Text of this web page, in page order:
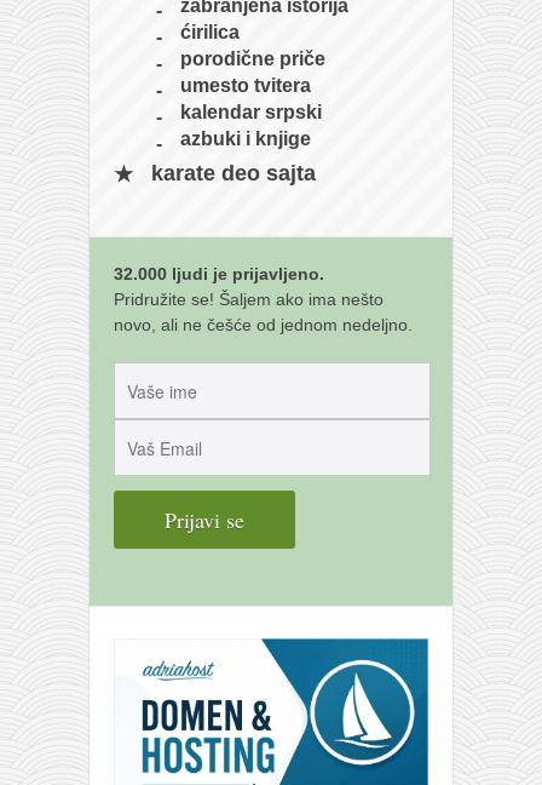
tsunami dojo
snimci nastupa
galerija kluba
članarina
termini treninga
moja priča
moja priča
fotke
zabranjena istorija
ćirilica
porodične priče
umesto tvitera
kalendar srpski
azbuki i knjige
karate deo sajta
32.000 ljudi je prijavljeno.
Pridružite se! Šaljem ako ima nešto
novo, ali ne češće od jednom nedeljno.